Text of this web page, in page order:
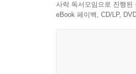
파트2 ‘일상’에서는
회빙환의 세계를 파고
사락 독서모임으로 진행
eBook 페이백, CD/LP,